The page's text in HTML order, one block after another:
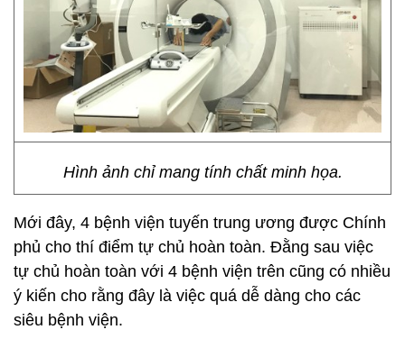
Hình ảnh chỉ mang tính chất minh họa.
Mới đây, 4 bệnh viện tuyến trung ương được Chính
phủ cho thí điểm tự chủ hoàn toàn. Đằng sau việc
tự chủ hoàn toàn với 4 bệnh viện trên cũng có nhiều
ý kiến cho rằng đây là việc quá dễ dàng cho các
siêu bệnh viện.